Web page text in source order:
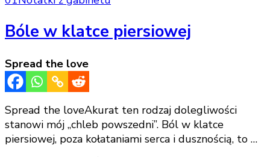
Bóle w klatce piersiowej
Spread the love
Spread the loveAkurat ten rodzaj dolegliwości
stanowi mój „chleb powszedni”. Ból w klatce
piersiowej, poza kołataniami serca i dusznością, to …